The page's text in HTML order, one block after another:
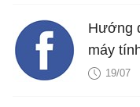
Hướng
máy
19/07